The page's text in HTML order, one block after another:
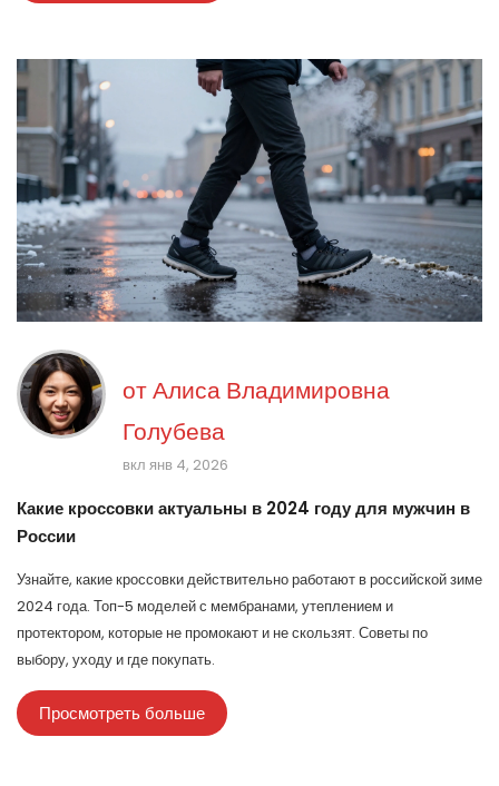
отАлиса Владимировна
Голубева
вкл янв 4, 2026
Какие кроссовки актуальны в 2024 году для мужчин в
России
Узнайте, какие кроссовки действительно работают в российской зиме
2024 года. Топ-5 моделей с мембранами, утеплением и
протектором, которые не промокают и не скользят. Советы по
выбору, уходу и где покупать.
Просмотреть больше